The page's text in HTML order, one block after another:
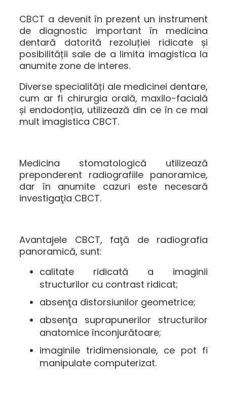
CBCT a devenit în prezent un instrument
de diagnostic important în medicina
dentară datorită rezoluției ridicate și
posibilității sale de a limita imagistica la
anumite zone de interes.
Diverse specialități ale medicinei dentare,
cum ar fi chirurgia orală, maxilo-facială
și endodonția, utilizează din ce în ce mai
mult imagistica CBCT.
Medicina stomatologică utilizează
preponderent radiografiile panoramice,
dar în anumite cazuri este necesară
investigaţia CBCT.
Avantajele CBCT, faţă de radiografia
panoramică, sunt:
calitate ridicată a imaginii
structurilor cu contrast ridicat;
absenţa distorsiunilor geometrice;
absenţa suprapunerilor structurilor
anatomice înconjurătoare;
imaginile tridimensionale, ce pot fi
manipulate computerizat.